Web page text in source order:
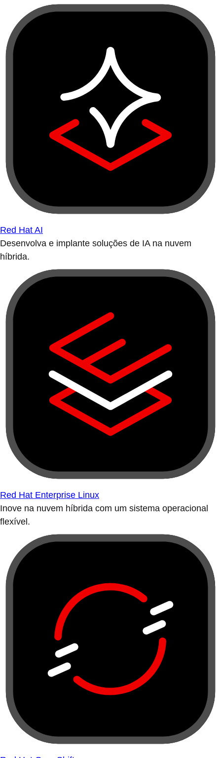
Red Hat AI
Desenvolva e implante soluções de IA na nuvem
híbrida.
Red Hat Enterprise Linux
Inove na nuvem híbrida com um sistema operacional
flexível.